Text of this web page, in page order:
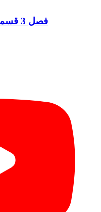
فصل 3 قسمت 6 سریال مرد عنکبوتی نهایی